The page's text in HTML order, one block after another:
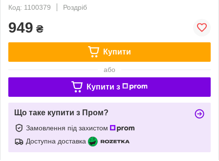
Код: 1100379
Роздріб
949 ₴
Купити
або
Купити з
Що таке купити з Пром?
Замовлення під захистом
Доступна доставка